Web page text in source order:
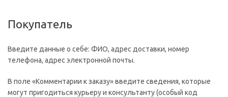
Покупатель
Введите данные о себе: ФИО, адрес доставки, номер
телефона, адрес электронной почты.
В поле «Комментарии к заказу» введите сведения, которые
могут пригодиться курьеру и консультанту (особый код